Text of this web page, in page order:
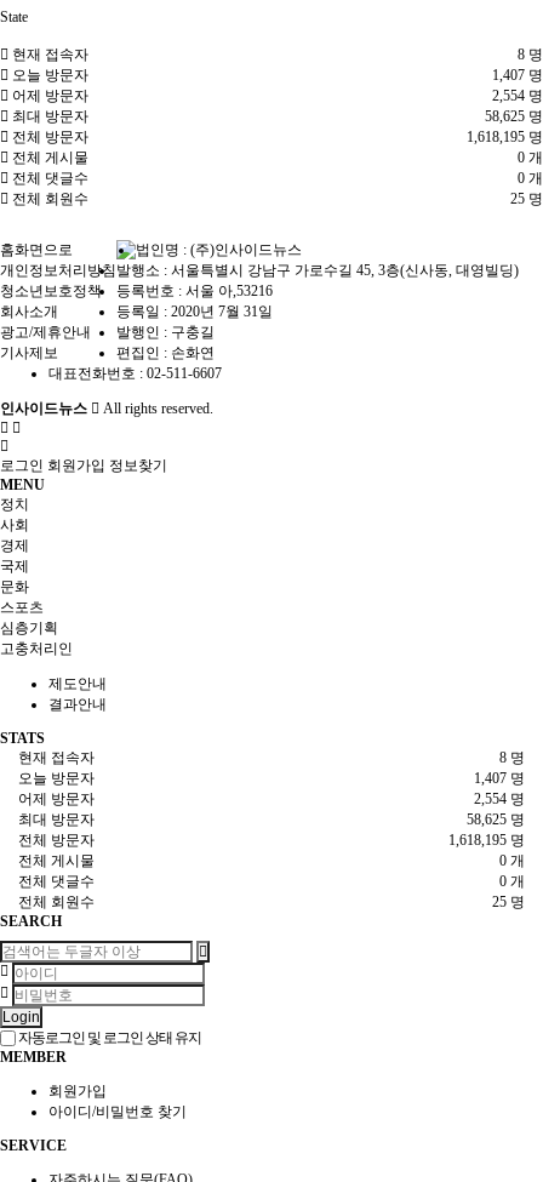
State
현재 접속자
8 명
오늘 방문자
1,407 명
어제 방문자
2,554 명
최대 방문자
58,625 명
전체 방문자
1,618,195 명
전체 게시물
0 개
전체 댓글수
0 개
전체 회원수
25 명
홈화면으로
개인정보처리방침
청소년보호정책
회사소개
광고/제휴안내
기사제보
법인명 : (주)인사이드뉴스
발행소 : 서울특별시 강남구 가로수길 45, 3층(신사동, 대영빌딩)
등록번호 : 서울 아,53216
등록일 : 2020년 7월 31일
발행인 : 구충길
편집인 : 손화연
대표전화번호 : 02-511-6607
인사이드뉴스 All rights reserved.
로그인 회원가입 정보찾기
MENU
정치
사회
경제
국제
문화
스포츠
심층기획
고충처리인
제도안내
결과안내
STATS
8 명
현재 접속자
1,407 명
오늘 방문자
2,554 명
어제 방문자
58,625 명
최대 방문자
1,618,195 명
전체 방문자
0 개
전체 게시물
0 개
전체 댓글수
25 명
전체 회원수
SEARCH
Login
자동로그인 및 로그인 상태 유지
MEMBER
회원가입
아이디/비밀번호 찾기
SERVICE